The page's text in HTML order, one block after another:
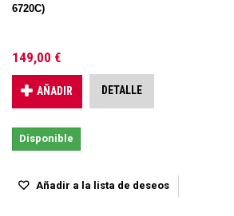
6720C)
149,00 €
AÑADIR DETALLE
Disponible
Añadir a la lista de deseos